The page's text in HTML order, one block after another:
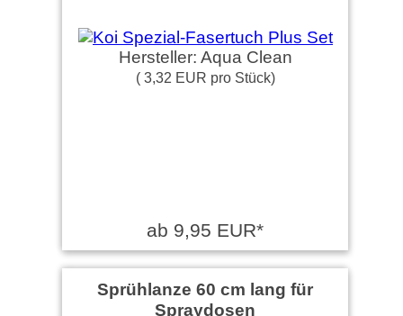
Hersteller: Aqua Clean
( 3,32 EUR pro Stück)
ab 9,95 EUR*
Sprühlanze 60 cm lang für
Spraydosen